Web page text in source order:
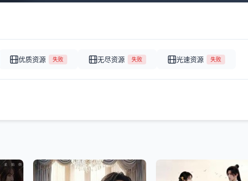
优质资源 失败 无尽资源 失败 光速资源 失败